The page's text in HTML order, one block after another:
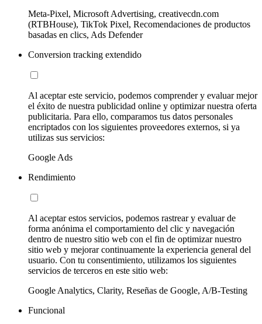
Meta-Pixel, Microsoft Advertising, creativecdn.com
(RTBHouse), TikTok Pixel, Recomendaciones de productos
basadas en clics, Ads Defender
Conversion tracking extendido
Al aceptar este servicio, podemos comprender y evaluar mejor
el éxito de nuestra publicidad online y optimizar nuestra oferta
publicitaria. Para ello, comparamos tus datos personales
encriptados con los siguientes proveedores externos, si ya
utilizas sus servicios:
Google Ads
Rendimiento
Al aceptar estos servicios, podemos rastrear y evaluar de
forma anónima el comportamiento del clic y navegación
dentro de nuestro sitio web con el fin de optimizar nuestro
sitio web y mejorar continuamente la experiencia general del
usuario. Con tu consentimiento, utilizamos los siguientes
servicios de terceros en este sitio web:
Google Analytics, Clarity, Reseñas de Google, A/B-Testing
Funcional